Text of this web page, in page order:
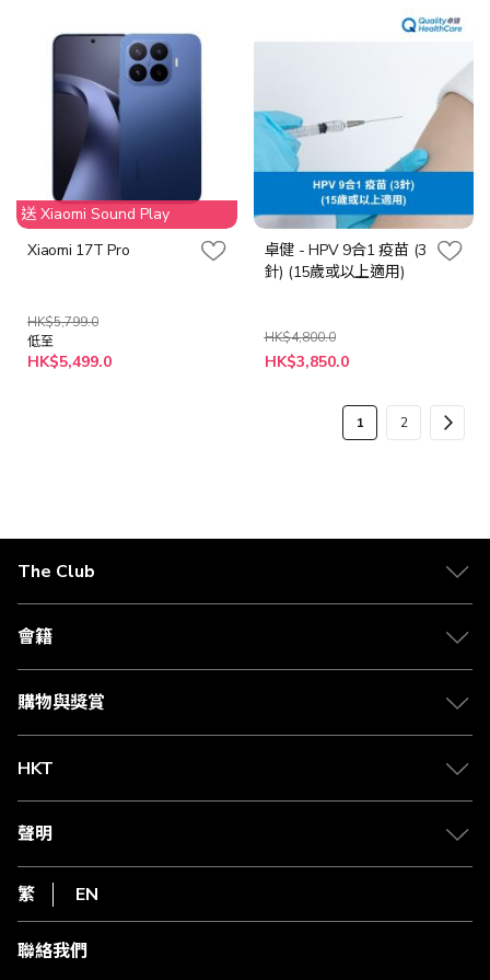
送 Xiaomi Sound Play
Xiaomi 17T Pro
HK$5,799.0
低至
HK$5,499.0
卓健 - HPV 9合1 疫苗 (3
針) (15歲或以上適用)
HK$4,800.0
特
殊
HK$3,850.0
頁
您
1
頁
2
The Club
關於 The Club
合作夥伴
媒體中心
會籍
會籍及專屬禮遇
賺取積分
購物與獎賞
物流與配送
Club Shopping 商品領取站
常見問題
HKT
csl.
1010
HKT
聲明
私隱聲明
使用條款
條款及細則
不歧視及不騷擾聲明
繁 EN
聯絡我們